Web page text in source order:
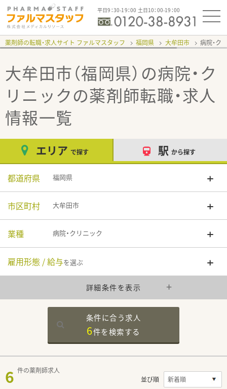
平日9：30-19：00 土日10：00-19：00
薬剤師の転職・求人サイト ファルマスタッフ 福岡県 大牟田市 病院・ク
大牟田市（福岡県）の病院・ク
リニックの薬剤師転職・求人
情報一覧
エリア で探す 駅 から探す
都道府県 福岡県
市区町村 大牟田市
業種 病院・クリニック
雇用形態 / 給与を選ぶ
詳細条件を表示
条件に合う求人
6件を検索する
6 件の薬剤師求人
並び順